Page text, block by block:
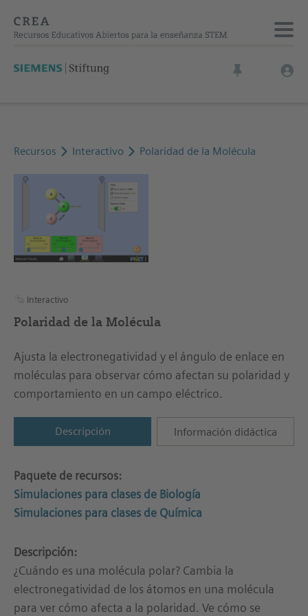
Recursos Interactivo Polaridad de la Molécula
Interactivo
Polaridad de la Molécula
Ajusta la electronegatividad y el ángulo de enlace en
moléculas para observar cómo afectan su polaridad y
comportamiento en un campo eléctrico.
Descripción Información didáctica
Paquete de recursos:
Simulaciones para clases de Biología
Simulaciones para clases de Química
Descripción:
¿Cuándo es una molécula polar? Cambia la
electronegatividad de los átomos en una molécula
para ver cómo afecta a la polaridad. Ve cómo se